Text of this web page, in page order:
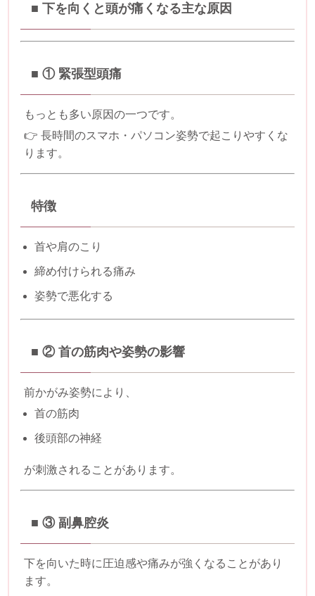
■ 下を向くと頭が痛くなる主な原因
■ ① 緊張型頭痛
もっとも多い原因の一つです。
👉 長時間のスマホ・パソコン姿勢で起こりやすくな
ります。
特徴
首や肩のこり
締め付けられる痛み
姿勢で悪化する
■ ② 首の筋肉や姿勢の影響
前かがみ姿勢により、
首の筋肉
後頭部の神経
が刺激されることがあります。
■ ③副鼻腔炎
下を向いた時に圧迫感や痛みが強くなることがあり
ます。